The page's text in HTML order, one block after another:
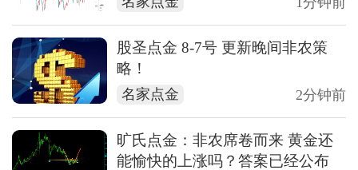
股圣点金 8-7号 更新晚间非农策
略！
名家点金 2分钟前
旷氏点金：非农席卷而来 黄金还
能愉快的上涨吗？答案已经公布